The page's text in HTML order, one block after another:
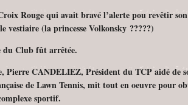
Rouge qui avait bravé l’alerte pou revêtir
vestiaire (la princesse Volkonsky ?????)
du Club fût arrêtée.
Pierre CANDELIEZ, Président du TCP aidé de
de Lawn Tennis, mit tout en oeuvre pour
sportif.